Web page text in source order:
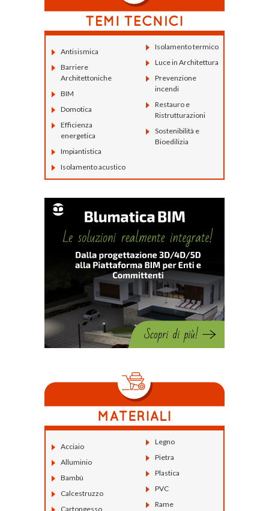
Antisismica
Barriere
Architettoniche
BIM
Domotica
Efficienza
energetica
Impiantistica
Isolamento acustico
Isolamento termico
Luce in Architettura
Prevenzione
incendi
Restauro e
Ristrutturazioni
Sostenibilità e
Bioedilizia
Acciaio
Alluminio
Bambù
Calcestruzzo
Cartongesso
Legno
Pietra
Plastica
PVC
Rame